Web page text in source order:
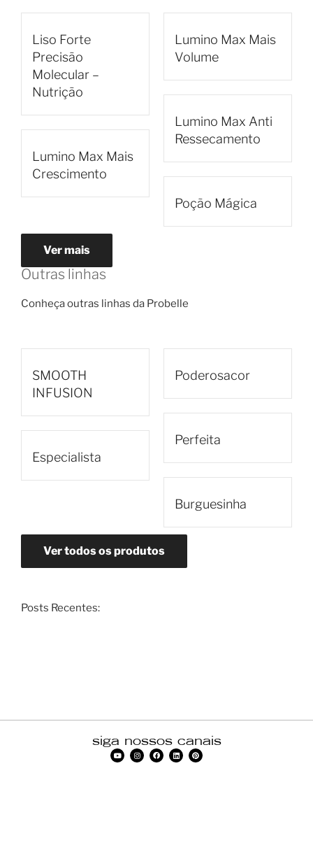
Liso Forte
Precisão
Molecular –
Nutrição
Lumino Max Mais
Volume
Lumino Max Anti
Ressecamento
Lumino Max Mais
Crescimento
Poção Mágica
Ver mais
Outras linhas
Conheça outras linhas da Probelle
SMOOTH
INFUSION
Poderosacor
Perfeita
Especialista
Burguesinha
Ver todos os produtos
Posts Recentes:
siga nossos canais